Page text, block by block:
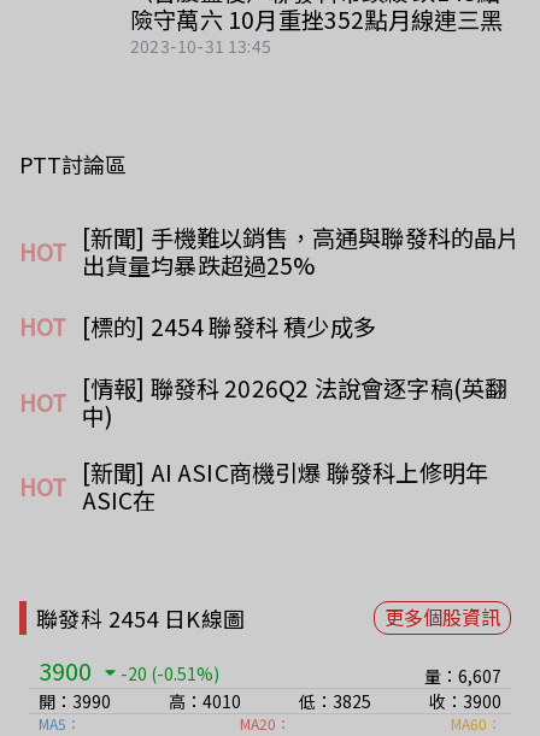
險守萬六 10月重挫352點月線連三黑
2023-10-31 13:45
PTT討論區
HOT [新聞] 手機難以銷售，高通與聯發科的晶片
出貨量均暴跌超過25%
HOT [標的] 2454 聯發科 積少成多
HOT [情報] 聯發科 2026Q2 法說會逐字稿(英翻
中)
HOT [新聞] AI ASIC商機引爆 聯發科上修明年
ASIC在
聯發科 2454 日K線圖 更多個股資訊
3900 -20 (-0.51%)
量：6,607
開：3990
高：4010 低：3825 收：3900
MA5： MA20： MA60：